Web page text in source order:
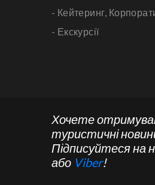
- Кейтеринг,
- Екскурсії
Хочете
туристичні
Підписуйтеся на
або Viber!